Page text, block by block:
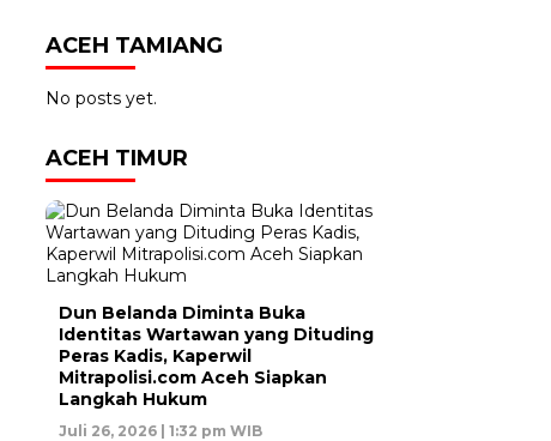
ACEH TAMIANG
No posts yet.
ACEH TIMUR
Dun Belanda Diminta Buka
Identitas Wartawan yang Dituding
Peras Kadis, Kaperwil
Mitrapolisi.com Aceh Siapkan
Langkah Hukum
Juli 26, 2026 | 1:32 pm WIB